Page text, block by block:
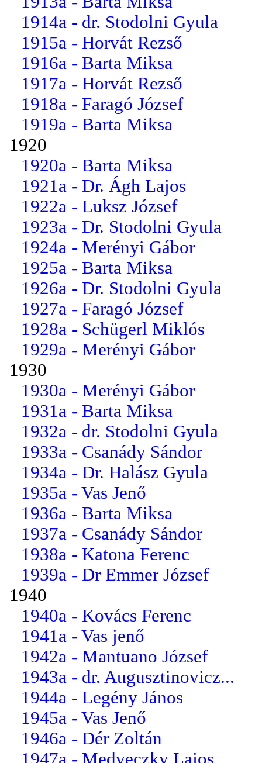
1914a - dr. Stodolni Gyula
1915a - Horvát Rezső
1916a - Barta Miksa
1917a - Horvát Rezső
1918a - Faragó József
1919a - Barta Miksa
1920
1920a - Barta Miksa
1921a - Dr. Ágh Lajos
1922a - Luksz József
1923a - Dr. Stodolni Gyula
1924a - Merényi Gábor
1925a - Barta Miksa
1926a - Dr. Stodolni Gyula
1927a - Faragó József
1928a - Schügerl Miklós
1929a - Merényi Gábor
1930
1930a - Merényi Gábor
1931a - Barta Miksa
1932a - dr. Stodolni Gyula
1933a - Csanády Sándor
1934a - Dr. Halász Gyula
1935a - Vas Jenő
1936a - Barta Miksa
1937a - Csanády Sándor
1938a - Katona Ferenc
1939a - Dr Emmer József
1940
1940a - Kovács Ferenc
1941a - Vas jenő
1942a - Mantuano József
1943a - dr. Augusztinovicz...
1944a - Legény János
1945a - Vas Jenő
1946a - Dér Zoltán
1947a - Medveczky Lajos